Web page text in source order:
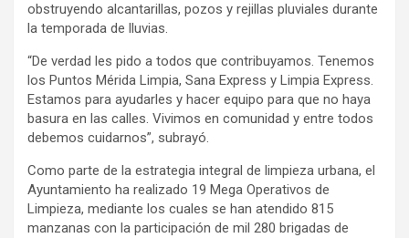
obstruyendo alcantarillas, pozos y rejillas pluviales durante
la temporada de lluvias.
“De verdad les pido a todos que contribuyamos. Tenemos
los Puntos Mérida Limpia, Sana Express y Limpia Express.
Estamos para ayudarles y hacer equipo para que no haya
basura en las calles. Vivimos en comunidad y entre todos
debemos cuidarnos”, subrayó.
Como parte de la estrategia integral de limpieza urbana, el
Ayuntamiento ha realizado 19 Mega Operativos de
Limpieza, mediante los cuales se han atendido 815
manzanas con la participación de mil 280 brigadas de